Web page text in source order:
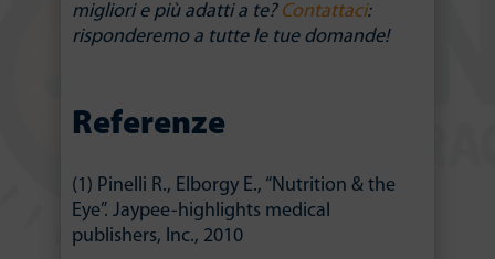
migliori e più adatti a te? Contattaci:
risponderemo a tutte le tue domande!
Referenze
(1) Pinelli R., Elborgy E., “Nutrition & the
Eye”. Jaypee-highlights medical
publishers, Inc., 2010